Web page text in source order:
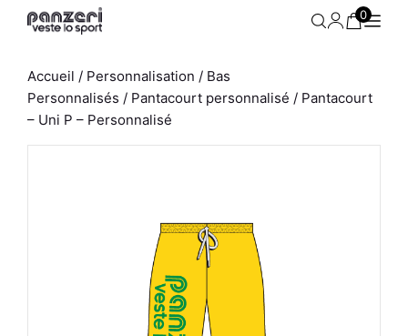
Aller
0
Accueil / Personnalisation / Bas
Personnalisés / Pantacourt personnalisé / Pantacourt
– Uni P – Personnalisé